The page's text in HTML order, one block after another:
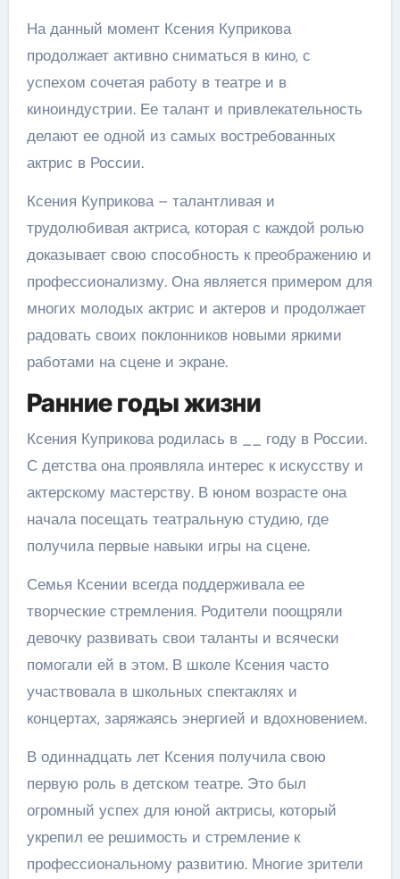
На данный момент Ксения Куприкова
продолжает активно сниматься в кино, с
успехом сочетая работу в театре и в
киноиндустрии. Ее талант и привлекательность
делают ее одной из самых востребованных
актрис в России.
Ксения Куприкова – талантливая и
трудолюбивая актриса, которая с каждой ролью
доказывает свою способность к преображению и
профессионализму. Она является примером для
многих молодых актрис и актеров и продолжает
радовать своих поклонников новыми яркими
работами на сцене и экране.
Ранние годы жизни
Ксения Куприкова родилась в __ году в России.
С детства она проявляла интерес к искусству и
актерскому мастерству. В юном возрасте она
начала посещать театральную студию, где
получила первые навыки игры на сцене.
Семья Ксении всегда поддерживала ее
творческие стремления. Родители поощряли
девочку развивать свои таланты и всячески
помогали ей в этом. В школе Ксения часто
участвовала в школьных спектаклях и
концертах, заряжаясь энергией и вдохновением.
В одиннадцать лет Ксения получила свою
первую роль в детском театре. Это был
огромный успех для юной актрисы, который
укрепил ее решимость и стремление к
профессиональному развитию. Многие зрители